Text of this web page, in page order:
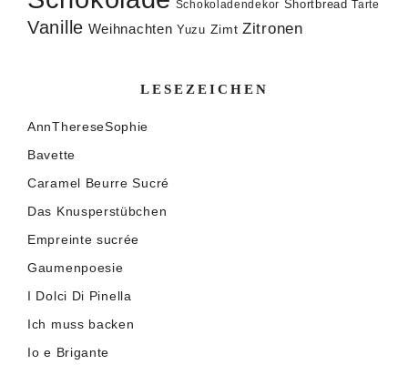
Schokoladendekor Shortbread Tarte
Vanille Weihnachten Yuzu Zimt Zitronen
LESEZEICHEN
AnnThereseSophie
Bavette
Caramel Beurre Sucré
Das Knusperstübchen
Empreinte sucrée
Gaumenpoesie
I Dolci Di Pinella
Ich muss backen
Io e Brigante